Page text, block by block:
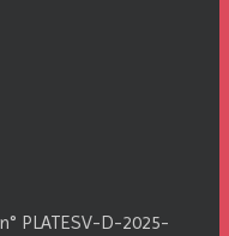
n° PLATESV-D-2025-